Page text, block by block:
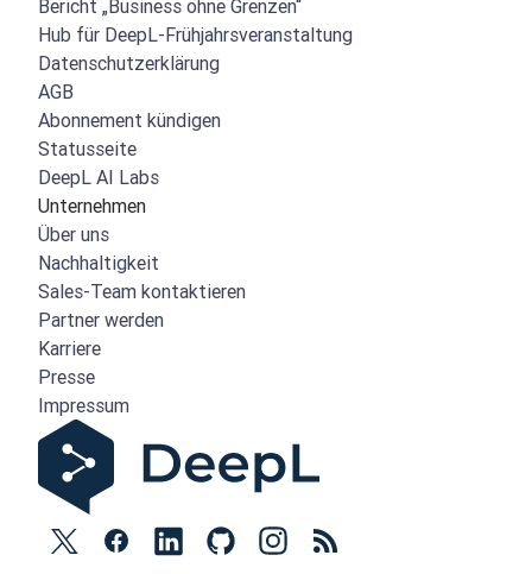
Bericht „Business ohne Grenzen“
Hub für DeepL-Frühjahrsveranstaltung
Datenschutzerklärung
AGB
Abonnement kündigen
Statusseite
DeepL AI Labs
Unternehmen
Über uns
Nachhaltigkeit
Sales-Team kontaktieren
Partner werden
Karriere
Presse
Impressum